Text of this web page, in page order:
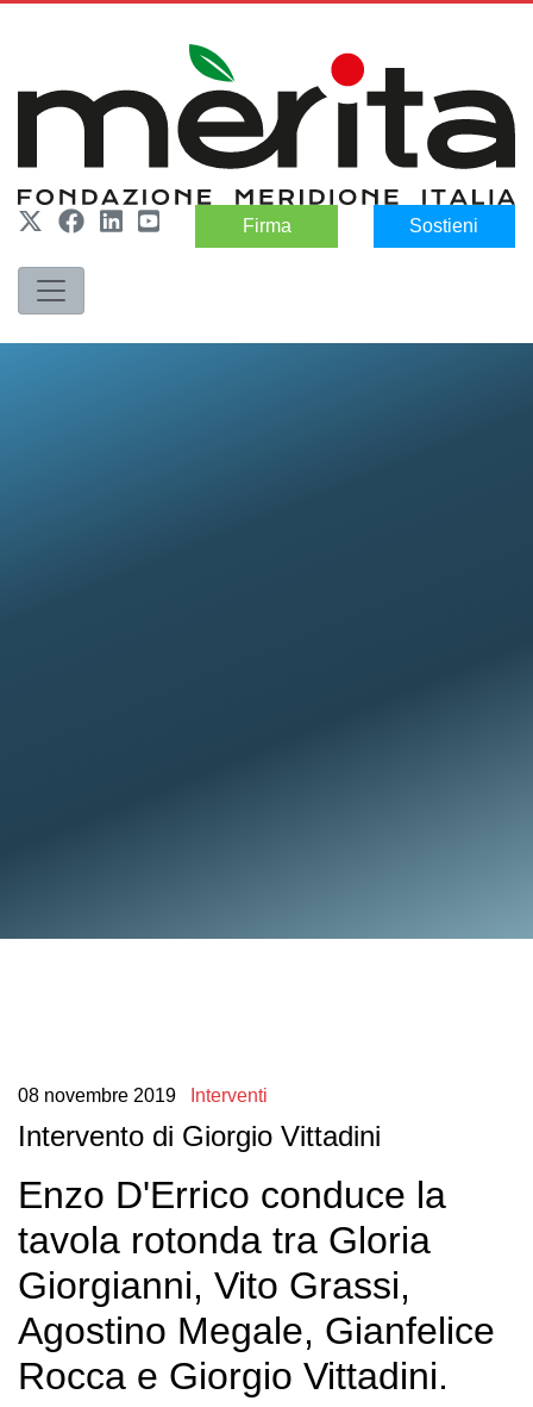
Firma Sostieni
08 novembre 2019 Interventi
Intervento di Giorgio Vittadini
Enzo D'Errico conduce la
tavola rotonda tra Gloria
Giorgianni, Vito Grassi,
Agostino Megale, Gianfelice
Rocca e Giorgio Vittadini.